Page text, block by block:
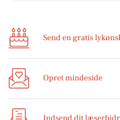
Send en gratis
Opret mindeside